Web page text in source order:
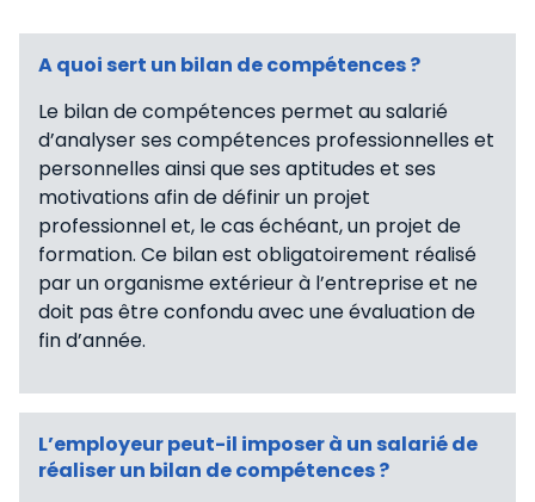
A quoi sert un bilan de compétences ?
Le bilan de compétences permet au salarié
d’analyser ses compétences professionnelles et
personnelles ainsi que ses aptitudes et ses
motivations afin de définir un projet
professionnel et, le cas échéant, un projet de
formation. Ce bilan est obligatoirement réalisé
par un organisme extérieur à l’entreprise et ne
doit pas être confondu avec une évaluation de
fin d’année.
L’employeur peut-il imposer à un salarié de
réaliser un bilan de compétences ?